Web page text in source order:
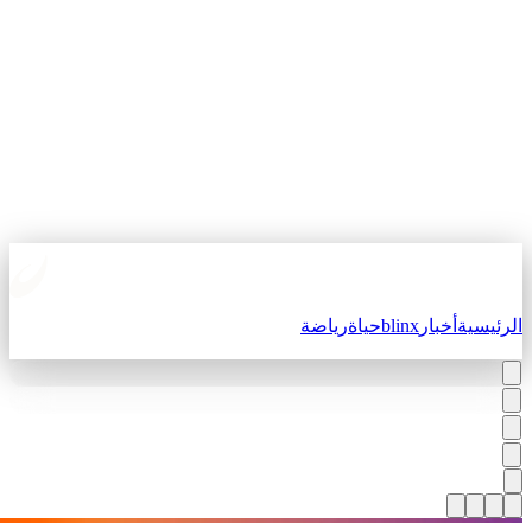
الرئيسيةأخبارblinxحياةرياضة